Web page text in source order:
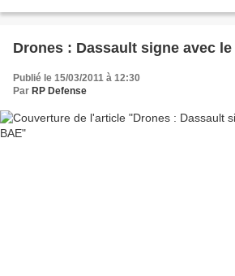
Drones : Dassault signe avec
Publié le 15/03/2011 à 12:30
Par RP Defense